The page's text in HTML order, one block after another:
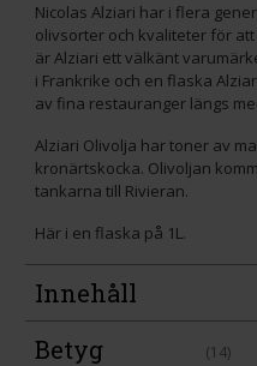
Nicolas Alziari har i flera
olivsorter och kvaliteter för
är Alziari ett välkänt
i Frankrike och en flaska
av fina restauranger längs
Alziari Olivolja har toner av
kronärtskocka. Olivoljan
tankarna till Rivieran.
Här i en flaska på 1L.
Innehåll
Betyg
(14)